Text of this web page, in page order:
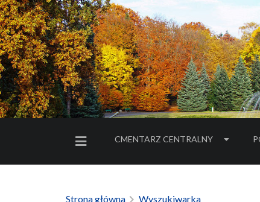
MENU BOCZNE
CMENTARZ CENTRALNY
Strona główna Wyszukiwarka